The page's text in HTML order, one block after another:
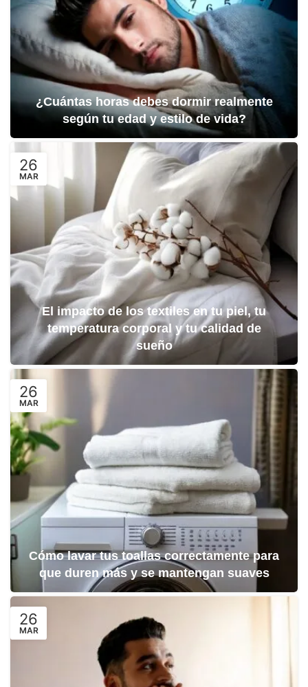
¿Cuántas horas debes dormir realmente
según tu edad y estilo de vida?
26
MAR
El impacto de los textiles en tu piel, tu
temperatura corporal y tu calidad de
sueño
26
MAR
Cómo lavar tus toallas correctamente para
que duren más y se mantengan suaves
26
MAR